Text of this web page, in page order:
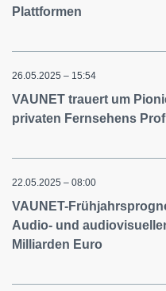
Plattformen
26.05.2025 – 15:54
VAUNET trauert um
privaten Fernsehens
22.05.2025 – 08:00
VAUNET-
Audio- und
Milliarden Euro